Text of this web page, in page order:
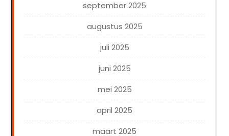
september 2025
augustus 2025
juli 2025
juni 2025
mei 2025
april 2025
maart 2025